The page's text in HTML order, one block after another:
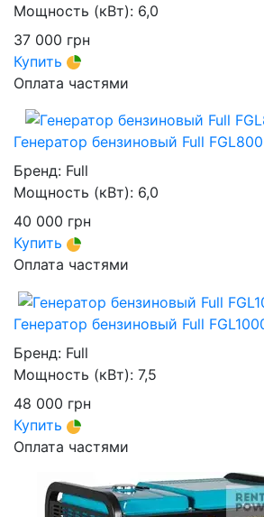
Мощность (кВт): 6,0
37 000 грн
Купить
Оплата частями
Генератор бензиновый Full
Бренд: Full
Мощность (кВт): 6,0
40 000 грн
Купить
Оплата частями
Генератор бензиновый Full
Бренд: Full
Мощность (кВт): 7,5
48 000 грн
Купить
Оплата частями